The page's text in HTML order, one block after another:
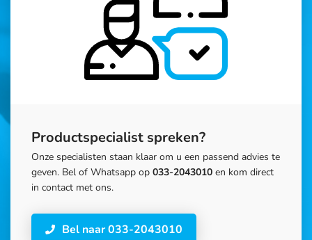
Productspecialist spreken?
Onze specialisten staan klaar om u een passend advies te
geven. Bel of Whatsapp op 033-2043010 en kom direct
in contact met ons.
Bel naar 033-2043010